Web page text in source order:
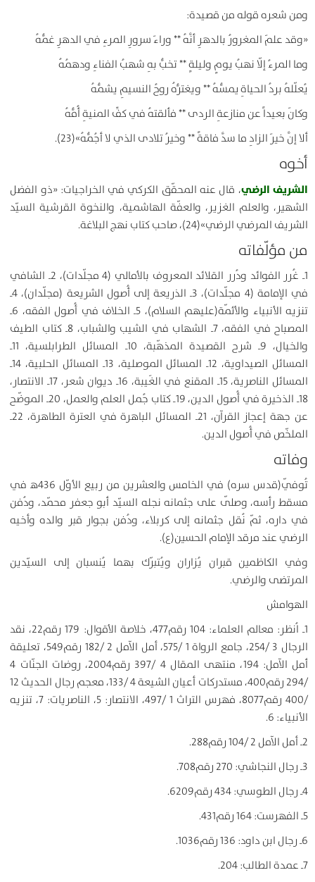
ومن شعره قوله من قصيدة:
«وقد علمَ المغرورُ بالدهرِ أنَّهُ ** وراءَ سرورِ المرءِ في الدهرِ غمُّهُ
وما المرءُ إلّا نهبُ يومٍ وليلةٍ ** تخبُّ بهِ شهبُ الفناءِ ودهمُهُ
يُعلّلهُ بردُ الحياةِ يمسُّهُ ** ويغترُّهُ روحُ النسيمِ يشمُّهُ
وكانَ بعيداً عن منازعةِ الردى ** فألقتهُ في كفِّ المنيةِ أُمُّهُ
ألا إنَّ خيرَ الزادِ ما سدَّ فاقةً ** وخيرُ تلادى الذي لا أجُمُّهُ»(23).
أخوه
الشريف الرضي، قال عنه المحقّق الكركي في الخراجيات: «ذو الفضل
الشهير، والعلم الغزير، والعفّة الهاشمية، والنخوة القرشية السيّد
الشريف المرضي الرضي»(24)، صاحب كتاب نهج البلاغة.
من مؤلّفاته
1ـ غُرر الفوائد ودُرر القلائد المعروف بالأمالي (4 مجلّدات)، 2ـ الشافي
في الإمامة (4 مجلّدات)، 3ـ الذريعة إلى أُصول الشريعة (مجلّدان)، 4ـ
تنزيه الأنبياء والأئمّة(عليهم السلام)، 5ـ الخلاف في أُصول الفقه، 6ـ
المصباح في الفقه، 7ـ الشهاب في الشيب والشباب، 8ـ كتاب الطيف
والخيال، 9ـ شرح القصيدة المذهّبة، 10ـ المسائل الطرابلسية، 11ـ
المسائل الصيداوية، 12ـ المسائل الموصلية، 13ـ المسائل الحلبية، 14ـ
المسائل الناصرية، 15ـ المقنع في الغَيبة، 16ـ ديوان شعر، 17ـ الانتصار،
18ـ الذخيرة في أُصول الدين، 19ـ كتاب جُمل العلم والعمل، 20ـ الموضّح
عن جهة إعجاز القرآن، 21ـ المسائل الباهرة في العترة الطاهرة، 22ـ
الملخّص في أُصول الدين.
وفاته
تُوفّي(قدس سره) في الخامس والعشرين من ربيع الأوّل 436ﻫ في
مسقط رأسه، وصلّى على جثمانه نجله السيّد أبو جعفر محمّد، ودُفن
في داره، ثمّ نُقل جثمانه إلى كربلاء، ودُفن بجوار قبر والده وأخيه
الرضي عند مرقد الإمام الحسين(ع).
وفي الكاظمين قبران يُزاران ويُتبرّك بهما يُنسبان إلى السيّدين
المرتضى والرضي.
الهوامش
1ـ اُنظر: معالم العلماء: 104 رقم477، خلاصة الأقوال: 179 رقم22، نقد
الرجال 3 /254، جامع الرواة 1 /575، أمل الآمل 2 /182 رقم549، تعليقة
أمل الآمل: 194، منتهى المقال 4 /397 رقم2004، روضات الجنّات 4
/294 رقم400، مستدركات أعيان الشيعة 4 /133، معجم رجال الحديث 12
/400 رقم8077، فهرس التراث 1 /497، الانتصار: 5، الناصريات: 7، تنزيه
الأنبياء: 6.
2ـ أمل الآمل 2 /104 رقم288.
3ـ رجال النجاشي: 270 رقم708.
4ـ رجال الطوسي: 434 رقم6209.
5ـ الفهرست: 164 رقم431.
6ـ رجال ابن داود: 136 رقم1036.
7ـ عمدة الطالب: 204.